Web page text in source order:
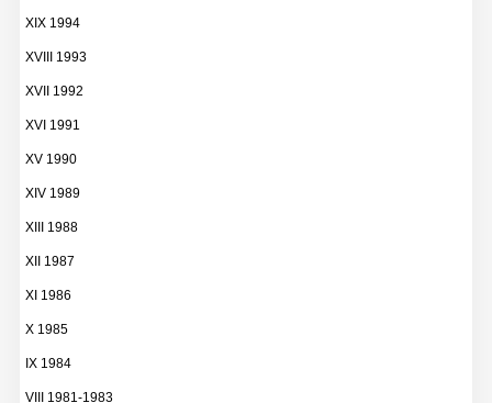
XIX 1994
XVIII 1993
XVII 1992
XVI 1991
XV 1990
XIV 1989
XIII 1988
XII 1987
XI 1986
X 1985
IX 1984
VIII 1981-1983